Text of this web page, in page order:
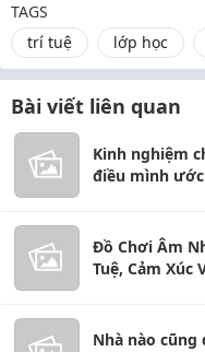
TAGS
trí tuệ
lớp học
Bài viết liên quan
Kinh nghiệm
điều mình
Đồ Chơi Âm
Tuệ, Cảm Xúc
Nhà nào